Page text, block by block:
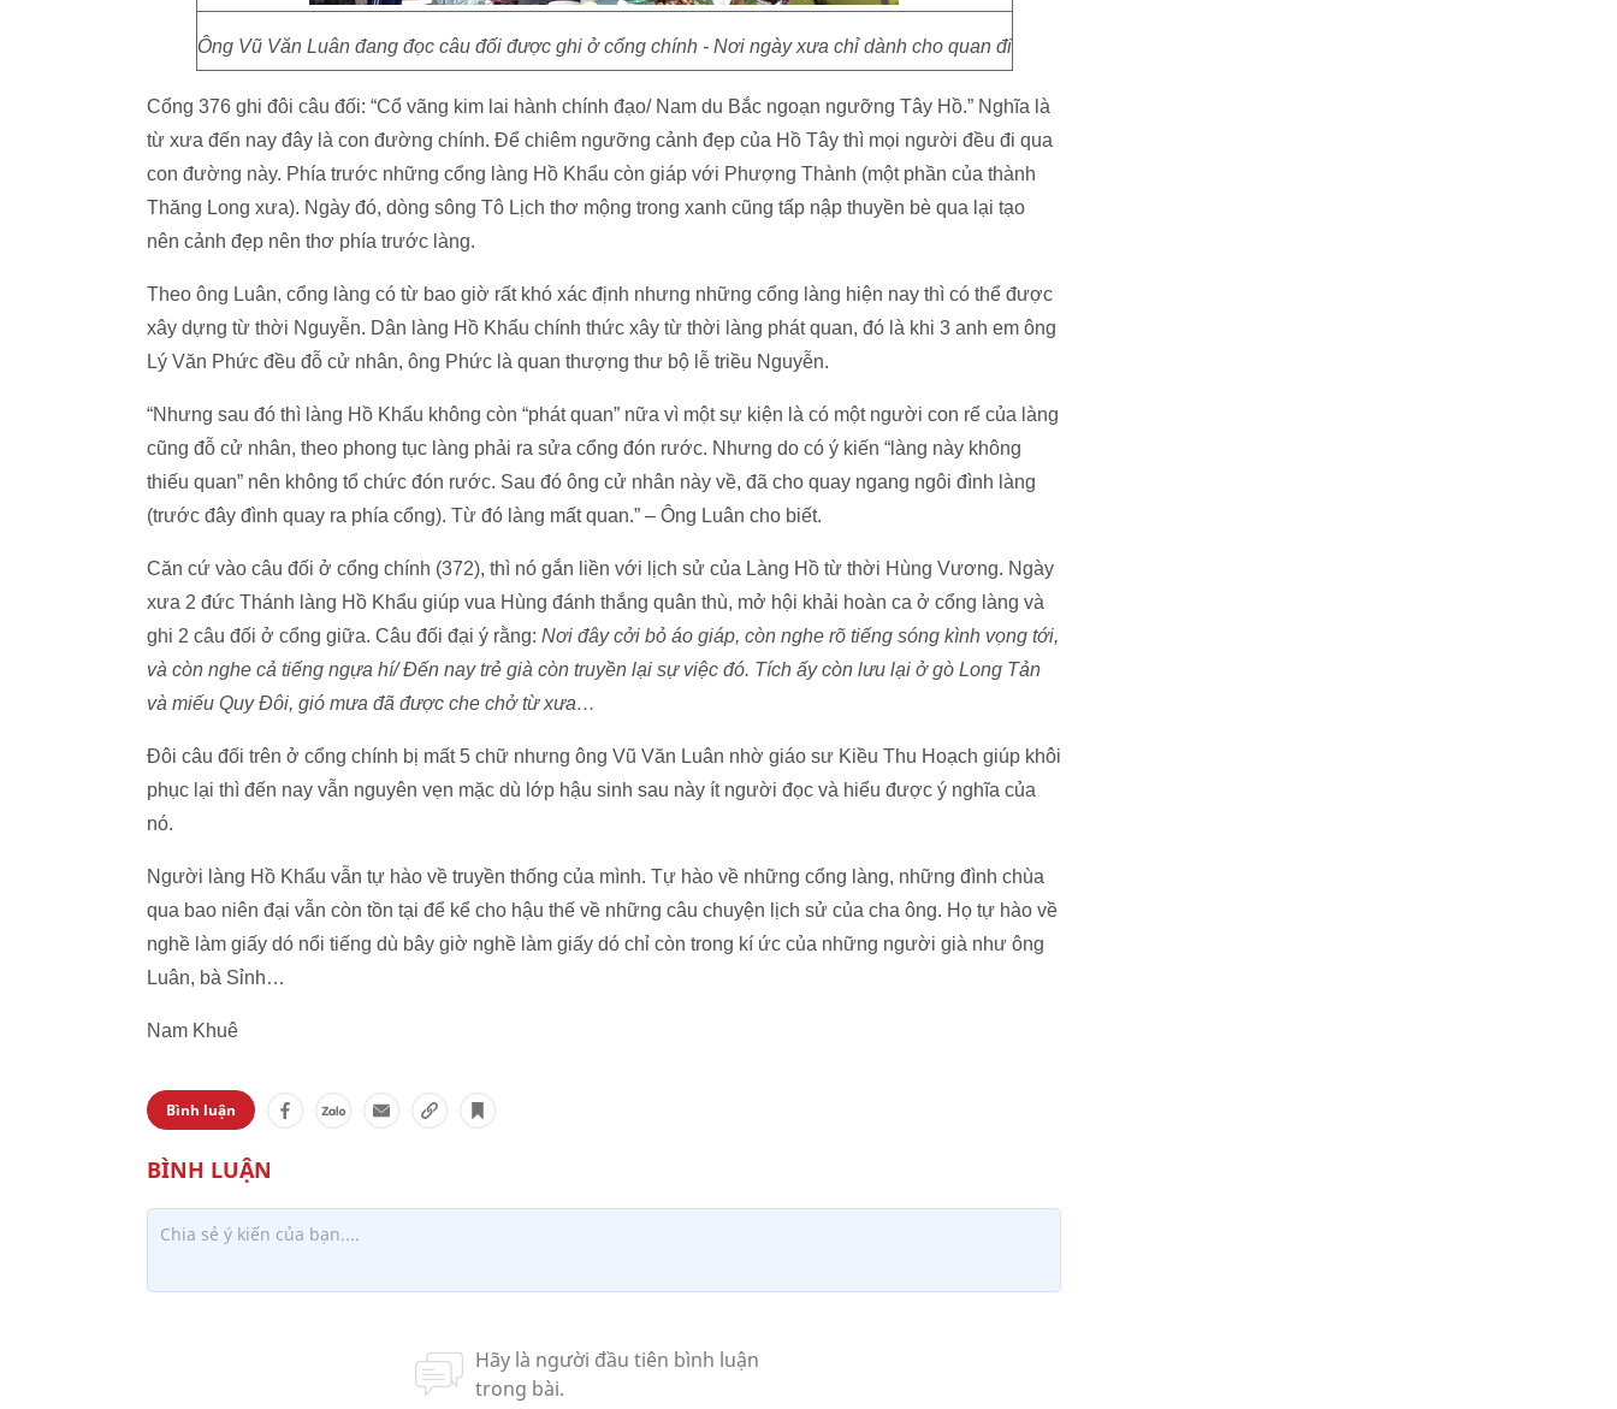
Ông Vũ Văn Luân đang đọc câu đối được ghi ở cổng chính - Nơi ngày xưa chỉ dành cho quan đi
Cổng 376 ghi đôi câu đối: “Cổ vãng kim lai hành chính đạo/ Nam du Bắc ngoạn ngưỡng Tây Hồ.” Nghĩa là
từ xưa đến nay đây là con đường chính. Để chiêm ngưỡng cảnh đẹp của Hồ Tây thì mọi người đều đi qua
con đường này. Phía trước những cổng làng Hồ Khẩu còn giáp với Phượng Thành (một phần của thành
Thăng Long xưa). Ngày đó, dòng sông Tô Lịch thơ mộng trong xanh cũng tấp nập thuyền bè qua lại tạo
nên cảnh đẹp nên thơ phía trước làng.
Theo ông Luân, cổng làng có từ bao giờ rất khó xác định nhưng những cổng làng hiện nay thì có thể được
xây dựng từ thời Nguyễn. Dân làng Hồ Khẩu chính thức xây từ thời làng phát quan, đó là khi 3 anh em ông
Lý Văn Phức đều đỗ cử nhân, ông Phức là quan thượng thư bộ lễ triều Nguyễn.
“Nhưng sau đó thì làng Hồ Khẩu không còn “phát quan” nữa vì một sự kiện là có một người con rể của làng
cũng đỗ cử nhân, theo phong tục làng phải ra sửa cổng đón rước. Nhưng do có ý kiến “làng này không
thiếu quan” nên không tổ chức đón rước. Sau đó ông cử nhân này về, đã cho quay ngang ngôi đình làng
(trước đây đình quay ra phía cổng). Từ đó làng mất quan.” – Ông Luân cho biết.
Căn cứ vào câu đối ở cổng chính (372), thì nó gắn liền với lịch sử của Làng Hồ từ thời Hùng Vương. Ngày
xưa 2 đức Thánh làng Hồ Khẩu giúp vua Hùng đánh thắng quân thù, mở hội khải hoàn ca ở cổng làng và
ghi 2 câu đối ở cổng giữa. Câu đối đại ý rằng: Nơi đây cởi bỏ áo giáp, còn nghe rõ tiếng sóng kình vọng tới,
và còn nghe cả tiếng ngựa hí/ Đến nay trẻ già còn truyền lại sự việc đó. Tích ấy còn lưu lại ở gò Long Tản
và miếu Quy Đôi, gió mưa đã được che chở từ xưa…
Đôi câu đối trên ở cổng chính bị mất 5 chữ nhưng ông Vũ Văn Luân nhờ giáo sư Kiều Thu Hoạch giúp khôi
phục lại thì đến nay vẫn nguyên vẹn mặc dù lớp hậu sinh sau này ít người đọc và hiểu được ý nghĩa của
nó.
Người làng Hồ Khẩu vẫn tự hào về truyền thống của mình. Tự hào về những cổng làng, những đình chùa
qua bao niên đại vẫn còn tồn tại để kể cho hậu thế về những câu chuyện lịch sử của cha ông. Họ tự hào về
nghề làm giấy dó nổi tiếng dù bây giờ nghề làm giấy dó chỉ còn trong kí ức của những người già như ông
Luân, bà Sỉnh…
Nam Khuê
Bình luận